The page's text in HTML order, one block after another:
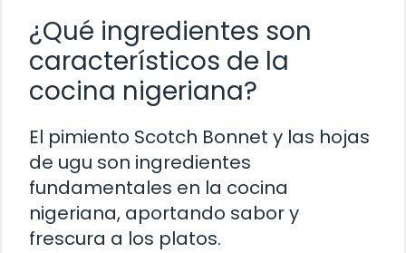
¿Qué ingredientes son
característicos de la
cocina nigeriana?
El pimiento Scotch Bonnet y las hojas
de ugu son ingredientes
fundamentales en la cocina
nigeriana, aportando sabor y
frescura a los platos.